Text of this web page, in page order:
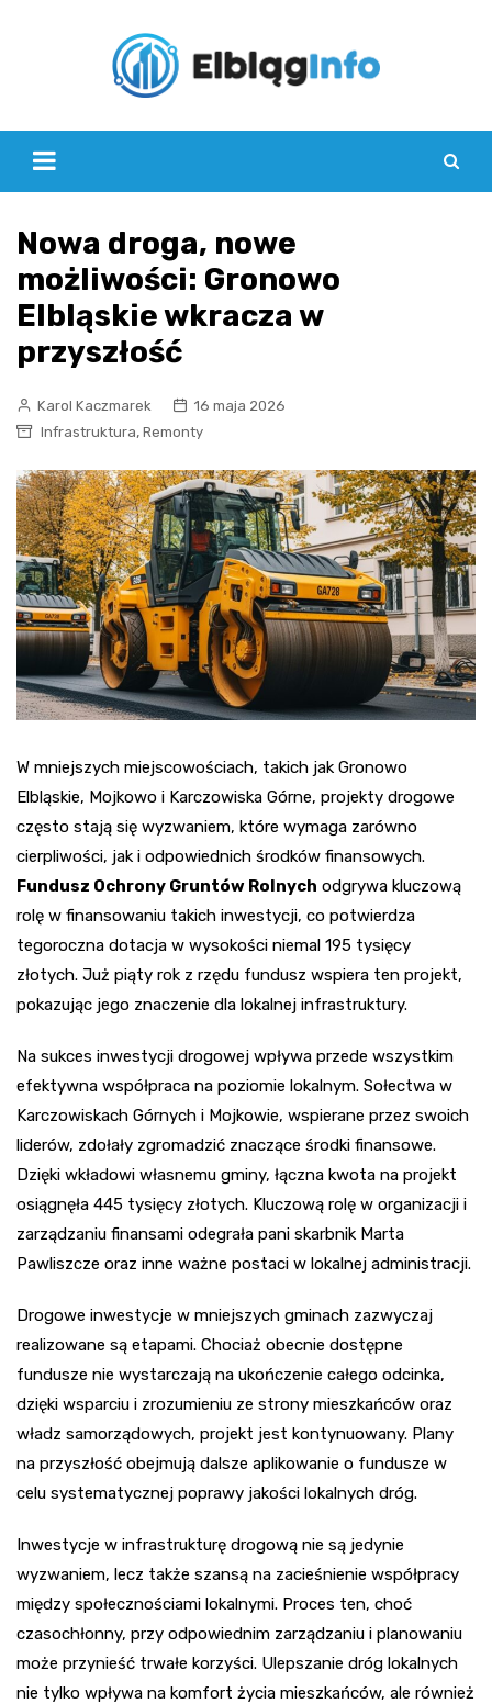
Nowa droga, nowe
możliwości: Gronowo
Elbląskie wkracza w
przyszłość
Karol Kaczmarek
16 maja 2026
Infrastruktura, Remonty
W mniejszych miejscowościach, takich jak Gronowo
Elbląskie, Mojkowo i Karczowiska Górne, projekty drogowe
często stają się wyzwaniem, które wymaga zarówno
cierpliwości, jak i odpowiednich środków finansowych.
Fundusz Ochrony Gruntów Rolnych odgrywa kluczową
rolę w finansowaniu takich inwestycji, co potwierdza
tegoroczna dotacja w wysokości niemal 195 tysięcy
złotych. Już piąty rok z rzędu fundusz wspiera ten projekt,
pokazując jego znaczenie dla lokalnej infrastruktury.
Na sukces inwestycji drogowej wpływa przede wszystkim
efektywna współpraca na poziomie lokalnym. Sołectwa w
Karczowiskach Górnych i Mojkowie, wspierane przez swoich
liderów, zdołały zgromadzić znaczące środki finansowe.
Dzięki wkładowi własnemu gminy, łączna kwota na projekt
osiągnęła 445 tysięcy złotych. Kluczową rolę w organizacji i
zarządzaniu finansami odegrała pani skarbnik Marta
Pawliszcze oraz inne ważne postaci w lokalnej administracji.
Drogowe inwestycje w mniejszych gminach zazwyczaj
realizowane są etapami. Chociaż obecnie dostępne
fundusze nie wystarczają na ukończenie całego odcinka,
dzięki wsparciu i zrozumieniu ze strony mieszkańców oraz
władz samorządowych, projekt jest kontynuowany. Plany
na przyszłość obejmują dalsze aplikowanie o fundusze w
celu systematycznej poprawy jakości lokalnych dróg.
Inwestycje w infrastrukturę drogową nie są jedynie
wyzwaniem, lecz także szansą na zacieśnienie współpracy
między społecznościami lokalnymi. Proces ten, choć
czasochłonny, przy odpowiednim zarządzaniu i planowaniu
może przynieść trwałe korzyści. Ulepszanie dróg lokalnych
nie tylko wpływa na komfort życia mieszkańców, ale również